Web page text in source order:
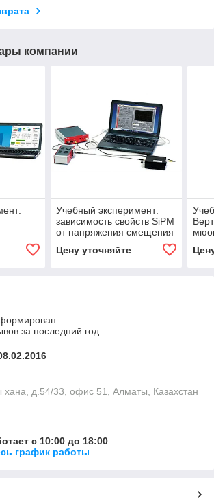
компании
Учебный эксперимент:
зависимость свойств SiPM
от напряжения смещения
Цену уточняйте
за последний год
хана, д.54/33, офис 51, Алматы, Казахстан
с 10:00 до 18:00
график работы